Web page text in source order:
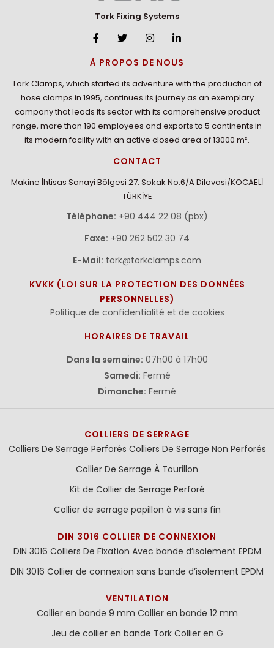
Tork Fixing Systems
À PROPOS DE NOUS
Tork Clamps, which started its adventure with the production of
hose clamps in 1995, continues its journey as an exemplary
company that leads its sector with its comprehensive product
range, more than 190 employees and exports to 5 continents in
its modern facility with an active closed area of 13000 m².
CONTACT
Makine İhtisas Sanayi Bölgesi 27. Sokak No:6/A Dilovasi/KOCAELİ
TÜRKİYE
Téléphone: +90 444 22 08 (pbx)
Faxe: +90 262 502 30 74
E-Mail: tork@torkclamps.com
KVKK (LOI SUR LA PROTECTION DES DONNÉES
PERSONNELLES)
Politique de confidentialité et de cookies
HORAIRES DE TRAVAIL
Dans la semaine: 07h00 à 17h00
Samedi: Fermé
Dimanche: Fermé
COLLIERS DE SERRAGE
Colliers De Serrage Perforés Colliers De Serrage Non Perforés
Collier De Serrage À Tourillon
Kit de Collier de Serrage Perforé
Collier de serrage papillon à vis sans fin
DIN 3016 COLLIER DE CONNEXION
DIN 3016 Colliers De Fixation Avec bande d’isolement EPDM
DIN 3016 Collier de connexion sans bande d’isolement EPDM
VENTILATION
Collier en bande 9 mm Collier en bande 12 mm
Jeu de collier en bande Tork Collier en G